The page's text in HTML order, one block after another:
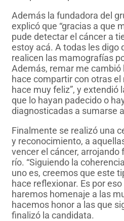
Además la fundadora del
explicó que “gracias a que
pude detectar el cáncer a
estoy acá. A todas les digo
realicen las mamografías
Además, remar me cambió
hace compartir con otras
hace muy feliz”, y extendió
que lo hayan padecido o
diagnosticadas a sumarse
Finalmente se realizó una
y reconocimiento, a
vencer el cáncer, arrojando
río. “Siguiendo la
uno es, creemos que este
hace reflexionar. Es por
haremos homenaje a las
hacemos honor a las que
finalizó la candidata.